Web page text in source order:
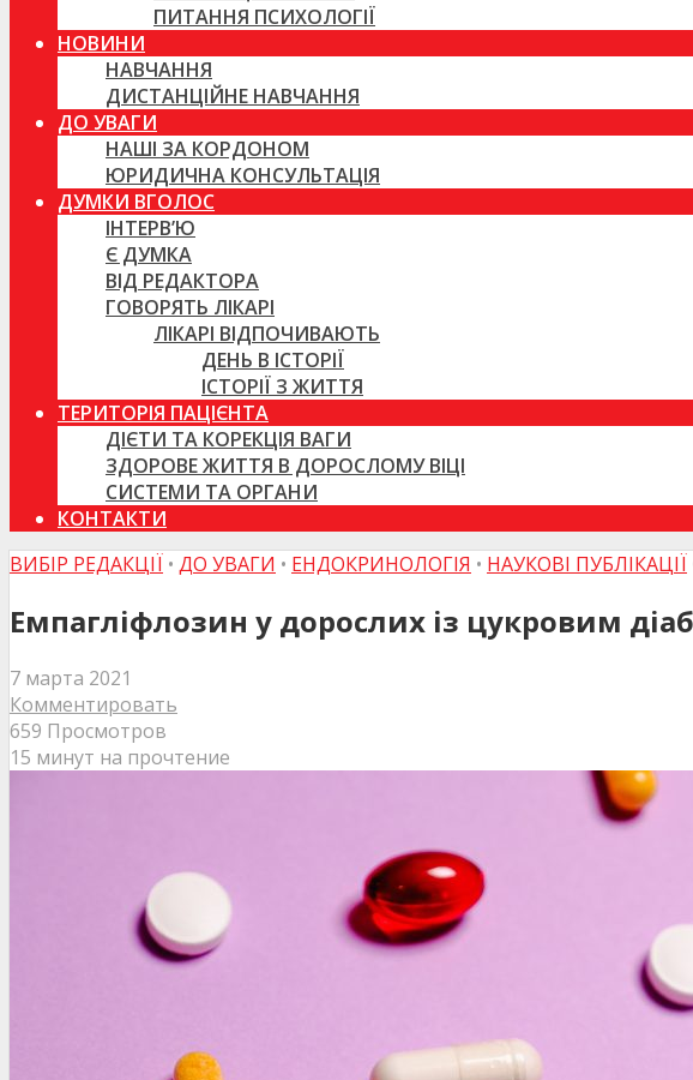
ПИТАННЯ ПСИХОЛОГІЇ
НОВИНИ
НАВЧАННЯ
ДИСТАНЦІЙНЕ НАВЧАННЯ
ДО УВАГИ
НАШІ ЗА КОРДОНОМ
ЮРИДИЧНА КОНСУЛЬТАЦІЯ
ДУМКИ ВГОЛОС
ІНТЕРВ’Ю
Є ДУМКА
ВІД РЕДАКТОРА
ГОВОРЯТЬ ЛІКАРІ
ЛІКАРІ ВІДПОЧИВАЮТЬ
ДЕНЬ В ІСТОРІЇ
ІСТОРІЇ З ЖИТТЯ
ТЕРИТОРІЯ ПАЦІЄНТА
ДІЄТИ ТА КОРЕКЦІЯ ВАГИ
ЗДОРОВЕ ЖИТТЯ В ДОРОСЛОМУ ВІЦІ
СИСТЕМИ ТА ОРГАНИ
КОНТАКТИ
ВИБІР РЕДАКЦІЇ • ДО УВАГИ • ЕНДОКРИНОЛОГІЯ • НАУКОВІ ПУБЛІКАЦІЇ
Емпагліфлозин у дорослих із цукровим
7 марта 2021
Комментировать
659 Просмотров
15 минут на прочтение